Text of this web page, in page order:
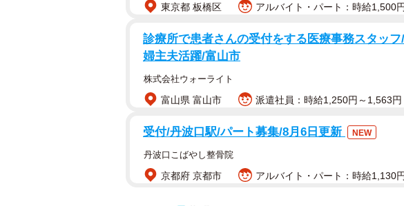
ー高額な楽器のプレゼントで贈与税が発生する場合は
原則として個人から年間110万円を超える財産をもらっ
万円を超えるバイオリンをプレゼントされる場合、基
に対して贈与税が発生する可能性があります。
ただし、教育資金の一括贈与非課税措置が適用されれ
や親から30歳未満の子や孫へ、教育資金として使う目
万円まで贈与税が非課税になる制度です。
東京都 板橋区 アルバイト・パート：時給1,500
診療所で患者さんの受付をする医療事務スタッ
婦主夫活躍/富山市
株式会社ウォーライト
富山県 富山市 派遣社員：時給1,250円～1,563円
受付/丹波口駅/パート募集/8月6日更新 NEW
丹波口こばやし整骨院
京都府 京都市 アルバイト・パート：時給1,130